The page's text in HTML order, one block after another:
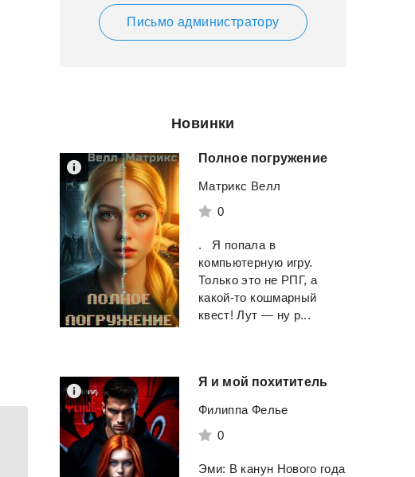
Письмо администратору
Новинки
Полное погружение
Матрикс Велл
0
. Я попала в
компьютерную игру.
Только это не РПГ, а
какой-то кошмарный
квест! Лут — ну р...
Я и мой похититель
Филиппа Фелье
0
Эми: В канун Нового года